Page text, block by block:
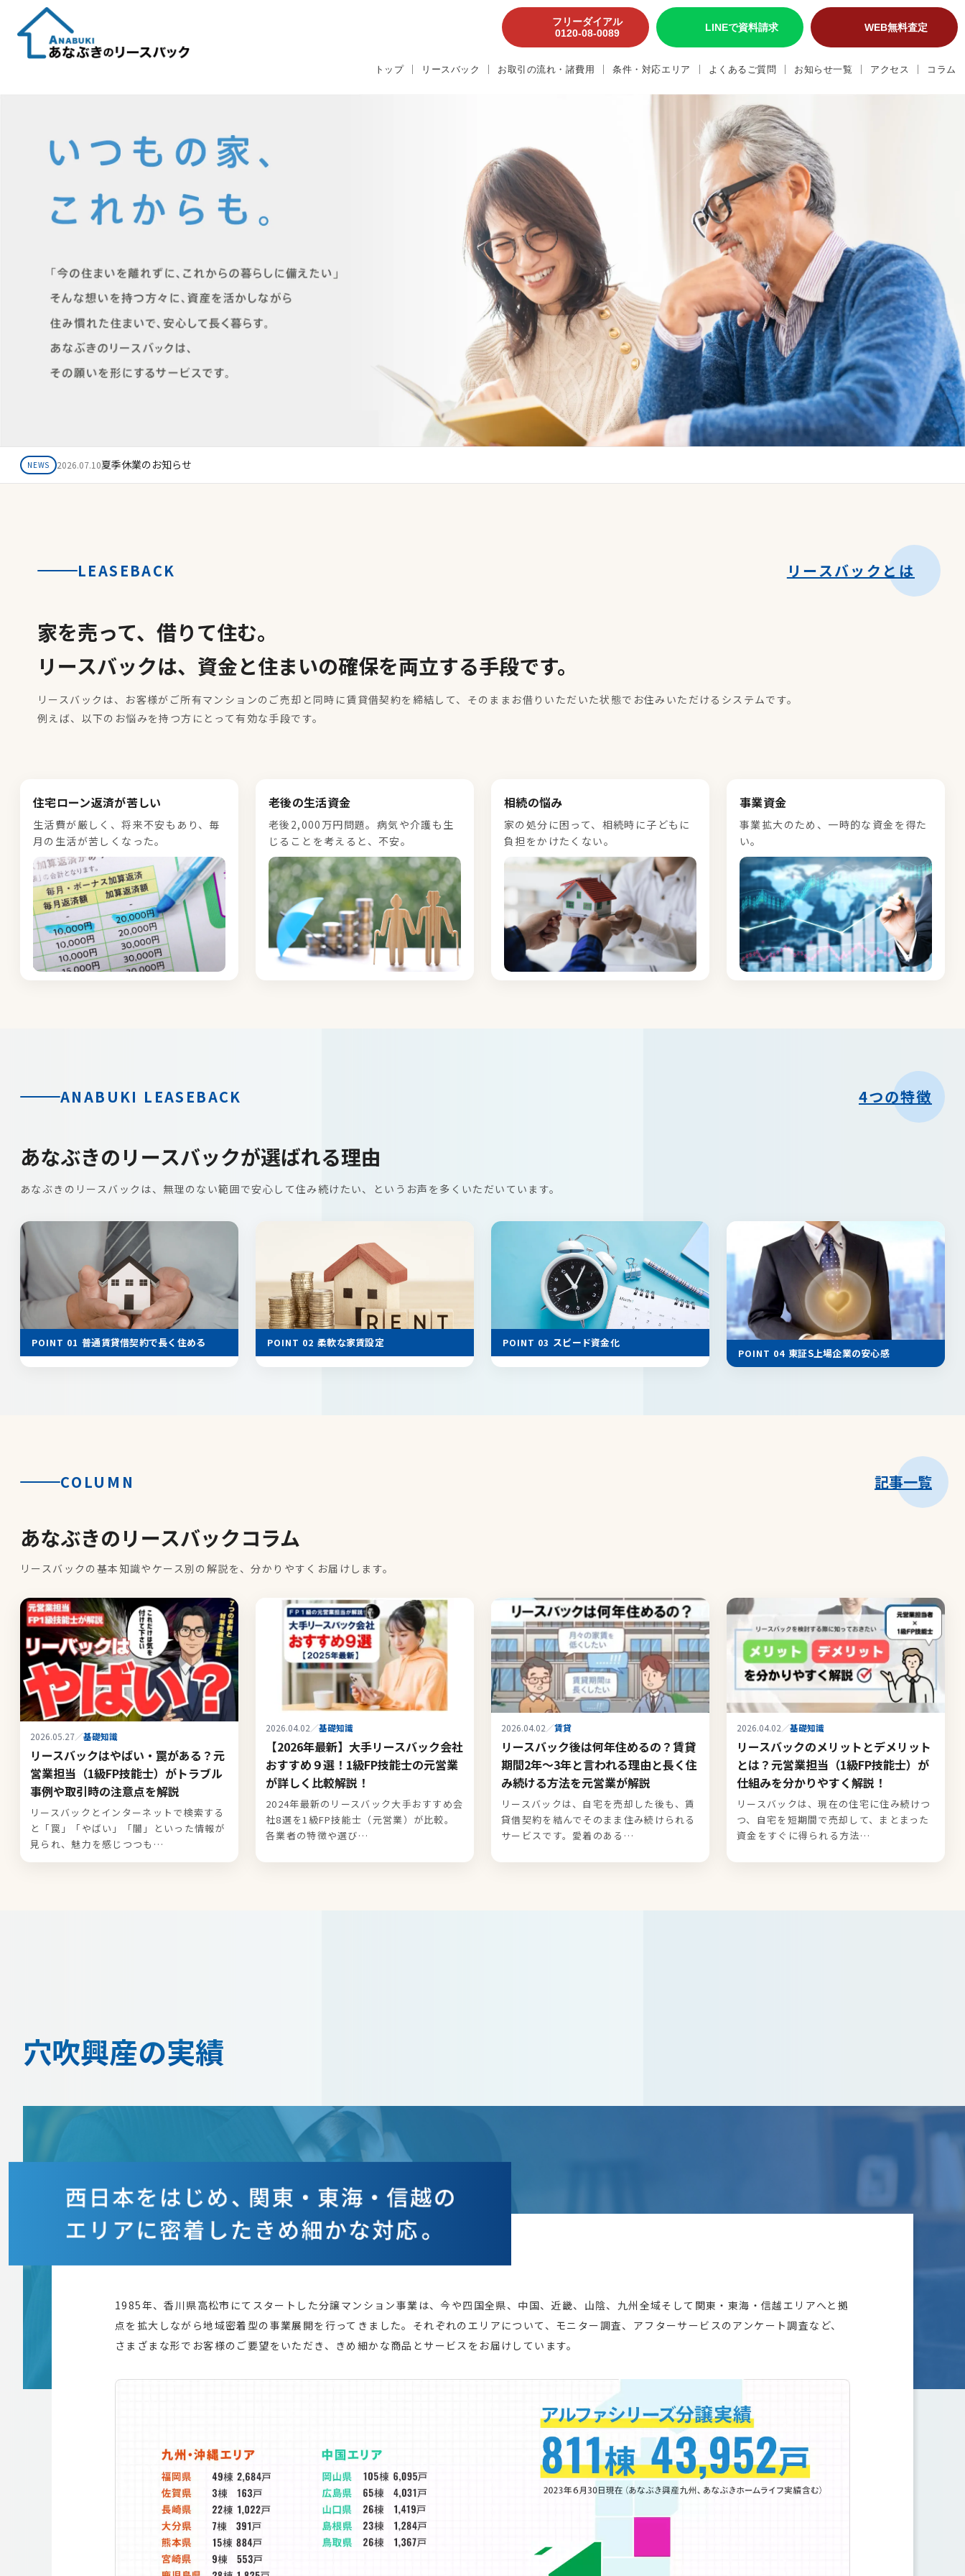
フリーダイアル
0120-08-0089
LINEで資料請求 WEB無料査定
トップ リースバック お取引の流れ・諸費用 条件・対応エリア よくあるご質問 お知らせ一覧 アクセス コラム
NEWS 2026.07.10夏季休業のお知らせ
LEASEBACK リースバックとは
家を売って、借りて住む。
リースバックは、資金と住まいの確保を両立する手段です。
リースバックは、お客様がご所有マンションのご売却と同時に賃貸借契約を締結して、そのままお借りいただいた状態でお住みいただけるシステムです。
例えば、以下のお悩みを持つ方にとって有効な手段です。
住宅ローン返済が苦しい
生活費が厳しく、将来不安もあり、毎
月の生活が苦しくなった。
老後の生活資金
老後2,000万円問題。病気や介護も生
じることを考えると、不安。
相続の悩み
家の処分に困って、相続時に子どもに
負担をかけたくない。
事業資金
事業拡大のため、一時的な資金を得た
い。
ANABUKI LEASEBACK 4つの特徴
あなぶきのリースバックが選ばれる理由
あなぶきのリースバックは、無理のない範囲で安心して住み続けたい、というお声を多くいただいています。
POINT 01 普通賃貸借契約で長く住める POINT 02 柔軟な家賃設定 POINT 03 スピード資金化
POINT 04 東証S上場企業の安心感
COLUMN 記事一覧
あなぶきのリースバックコラム
リースバックの基本知識やケース別の解説を、分かりやすくお届けします。
2026.05.27／基礎知識
リースバックはやばい・罠がある？元
営業担当（1級FP技能士）がトラブル
事例や取引時の注意点を解説
リースバックとインターネットで検索する
と「罠」「やばい」「闇」といった情報が
見られ、魅力を感じつつも…
2026.04.02／基礎知識
【2026年最新】大手リースバック会社
おすすめ９選！1級FP技能士の元営業
が詳しく比較解説！
2024年最新のリースバック大手おすすめ会
社8選を1級FP技能士（元営業）が比較。
各業者の特徴や選び…
2026.04.02／賃貸
リースバック後は何年住めるの？賃貸
期間2年～3年と言われる理由と長く住
み続ける方法を元営業が解説
リースバックは、自宅を売却した後も、賃
貸借契約を結んでそのまま住み続けられる
サービスです。愛着のある…
2026.04.02／基礎知識
リースバックのメリットとデメリット
とは？元営業担当（1級FP技能士）が
仕組みを分かりやすく解説！
リースバックは、現在の住宅に住み続けつ
つ、自宅を短期間で売却して、まとまった
資金をすぐに得られる方法…
穴吹興産の実績
1985年、香川県高松市にてスタートした分譲マンション事業は、今や四国全県、中国、近畿、山陰、九州全域そして関東・東海・信越エリアへと拠
点を拡大しながら地域密着型の事業展開を行ってきました。それぞれのエリアについて、モニター調査、アフターサービスのアンケート調査など、
さまざまな形でお客様のご要望をいただき、きめ細かな商品とサービスをお届けしています。